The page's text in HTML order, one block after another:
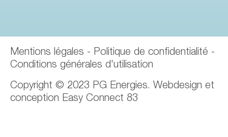
Mentions légales - Politique de confidentialité -
Conditions générales d'utilisation
Copyright © 2023 PG Energies. Webdesign et
conception Easy Connect 83